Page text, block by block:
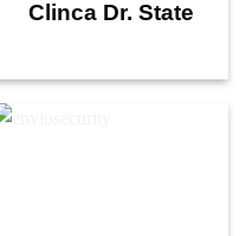
Clinca Dr. State